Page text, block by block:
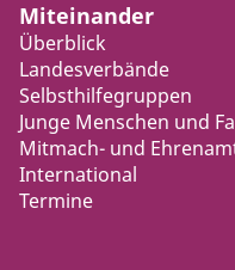
Miteinander
Überblick
Landesverbände
Selbsthilfegruppen
Junge Menschen und
Mitmach- und
International
Termine